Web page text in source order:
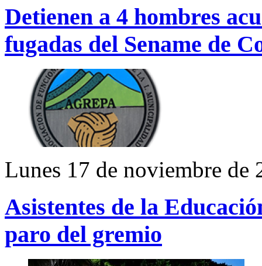
Detienen a 4 hombres
fugadas del Sename de
Lunes 17 de noviembre de
Asistentes de la
paro del gremio